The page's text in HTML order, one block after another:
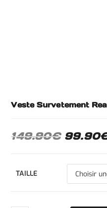
Veste Survetement
149.90€ 99.90
TAILLE